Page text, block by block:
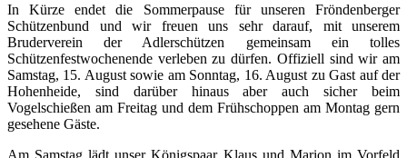
In Kürze endet die Sommerpause für unseren Fröndenberger
Schützenbund und wir freuen uns sehr darauf, mit unserem
Bruderverein der Adlerschützen gemeinsam ein tolles
Schützenfestwochenende verleben zu dürfen. Offiziell sind wir am
Samstag, 15. August sowie am Sonntag, 16. August zu Gast auf der
Hohenheide, sind darüber hinaus aber auch sicher beim
Vogelschießen am Freitag und dem Frühschoppen am Montag gern
gesehene Gäste.
Am Samstag lädt unser Königspaar Klaus und Marion im Vorfeld